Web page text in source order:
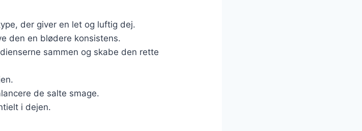
der giver en let og luftig dej.
den en blødere konsistens.
sammen og skabe den rette
de salte smage.
i dejen.